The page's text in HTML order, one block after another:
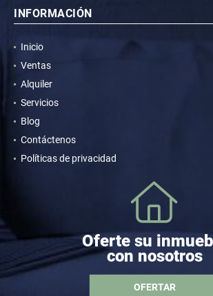
INFORMACIÓN
Inicio
Ventas
Alquiler
Servicios
Blog
Contáctenos
Políticas de privacidad
Oferte su
con nosotros
OFERTAR